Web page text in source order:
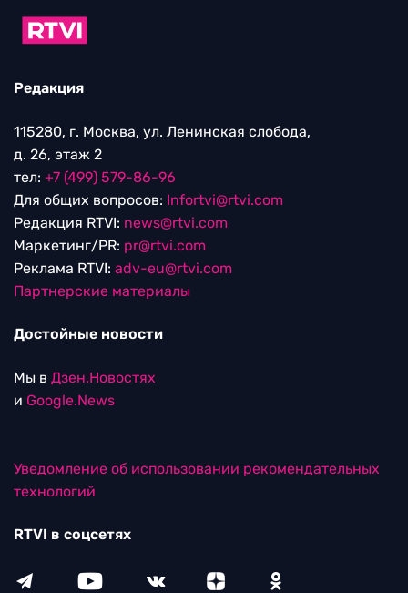
Редакция
115280, г. Москва, ул. Ленинская слобода,
д. 26, этаж 2
тел: +7 (499) 579-86-96
Для общих вопросов: Infortvi@rtvi.com
Редакция RTVI: news@rtvi.com
Маркетинг/PR: pr@rtvi.com
Реклама RTVI: adv-eu@rtvi.com
Партнерские материалы
Достойные новости
Мы в Дзен.Новостях
и Google.News
Уведомление об использовании рекомендательных
технологий
RTVI в соцсетях